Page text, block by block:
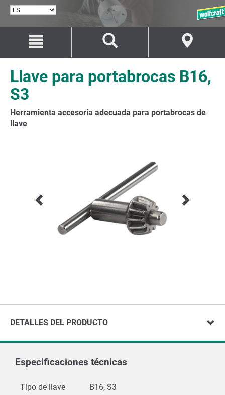
SELECCIONAR
contenido
la
navegación
Llave para portabrocas B16,
S3
Herramienta accesoria adecuada para portabrocas de
llave
DETALLES DEL PRODUCTO
Especificaciones técnicas
Tipo de llave B16, S3